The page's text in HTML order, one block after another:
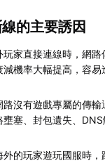
的主要誘因
玩家直接連線時，網
機率大幅提高，容易
路沒有遊戲專屬的傳
塞、封包遺失、DNS
外的玩家遊玩國服時